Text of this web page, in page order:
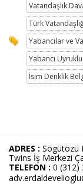
Vatandaşlık
Türk
Yabancılar ve
Yabancı
İsim Denklik
ADRES : Sögütözü
Twins İş Merkezi
TELEFON : 0 (312)